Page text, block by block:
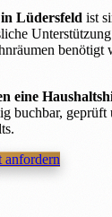
Lüdersfeld ist
benötigt
eine
buchbar, geprüft
anfordern